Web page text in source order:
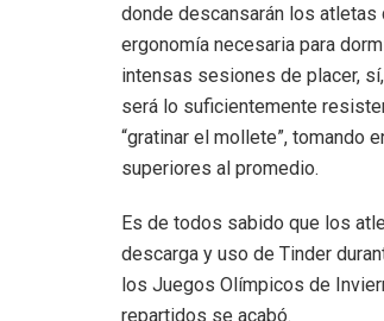
donde descansarán los
ergonomía necesaria para
intensas sesiones de placer,
será lo suficientemente
“gratinar el mollete”, tomando
superiores al promedio.
Es de todos sabido que los
descarga y uso de Tinder
los Juegos Olímpicos de
repartidos se acabó.